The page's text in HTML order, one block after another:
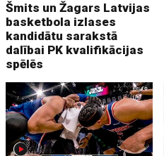
Šmits un Žagars Latvijas
basketbola izlases
kandidātu sarakstā
dalībai PK kvalifikācijas
spēlēs